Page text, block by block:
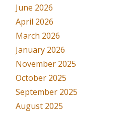
June 2026
April 2026
March 2026
January 2026
November 2025
October 2025
September 2025
August 2025